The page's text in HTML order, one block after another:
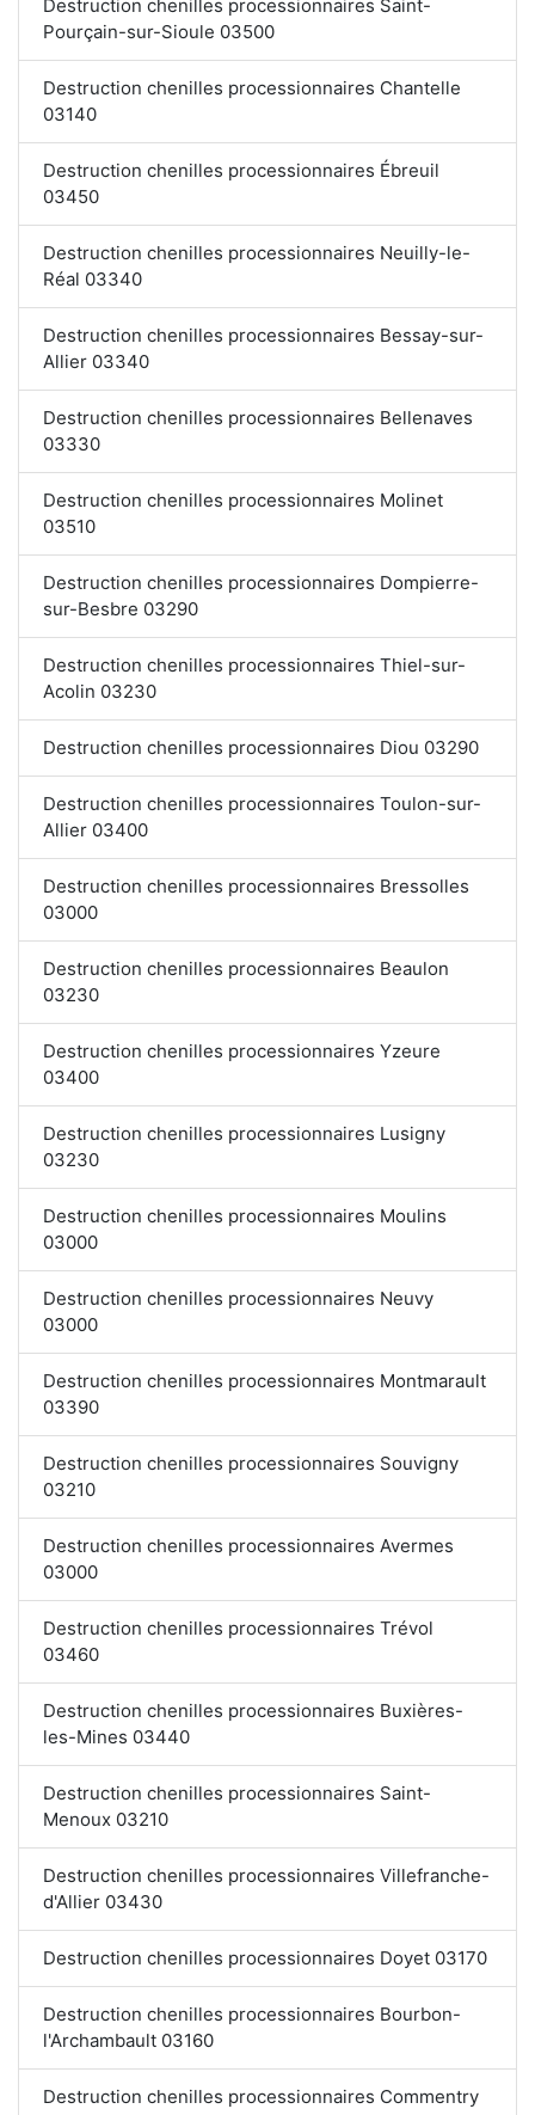
Destruction chenilles processionnaires Saint-
Pourçain-sur-Sioule 03500
Destruction chenilles processionnaires Chantelle
03140
Destruction chenilles processionnaires Ébreuil
03450
Destruction chenilles processionnaires Neuilly-le-
Réal 03340
Destruction chenilles processionnaires Bessay-sur-
Allier 03340
Destruction chenilles processionnaires Bellenaves
03330
Destruction chenilles processionnaires Molinet
03510
Destruction chenilles processionnaires Dompierre-
sur-Besbre 03290
Destruction chenilles processionnaires Thiel-sur-
Acolin 03230
Destruction chenilles processionnaires Diou 03290
Destruction chenilles processionnaires Toulon-sur-
Allier 03400
Destruction chenilles processionnaires Bressolles
03000
Destruction chenilles processionnaires Beaulon
03230
Destruction chenilles processionnaires Yzeure
03400
Destruction chenilles processionnaires Lusigny
03230
Destruction chenilles processionnaires Moulins
03000
Destruction chenilles processionnaires Neuvy
03000
Destruction chenilles processionnaires Montmarault
03390
Destruction chenilles processionnaires Souvigny
03210
Destruction chenilles processionnaires Avermes
03000
Destruction chenilles processionnaires Trévol
03460
Destruction chenilles processionnaires Buxières-
les-Mines 03440
Destruction chenilles processionnaires Saint-
Menoux 03210
Destruction chenilles processionnaires Villefranche-
d'Allier 03430
Destruction chenilles processionnaires Doyet 03170
Destruction chenilles processionnaires Bourbon-
l'Archambault 03160
Destruction chenilles processionnaires Commentry